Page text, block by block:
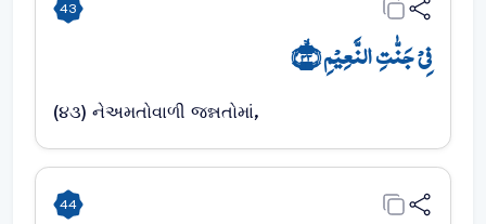
43
فِیۡ جَنّٰتِ النَّعِیۡمِ ﴿ۙ۴۳﴾
(૪૩) નેઅમતોવાળી જન્નતોમાં,
44